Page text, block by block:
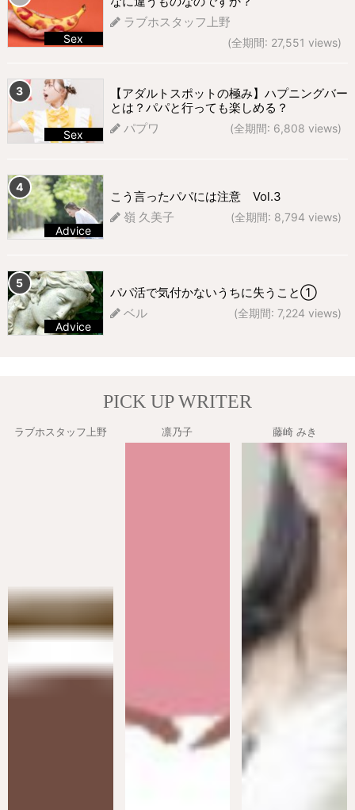
Sex
ラブホスタッフ上野
(全期間: 27,551 views)
Sex
【アダルトスポットの極み】ハプニングバー
とは？パパと行っても楽しめる？
パプワ
(全期間: 6,808 views)
Advice
こう言ったパパには注意 Vol.3
嶺 久美子
(全期間: 8,794 views)
Advice
パパ活で気付かないうちに失うこと①
ベル
(全期間: 7,224 views)
PICK UP WRITER
ラブホスタッフ上野 凛乃子 藤崎 みき